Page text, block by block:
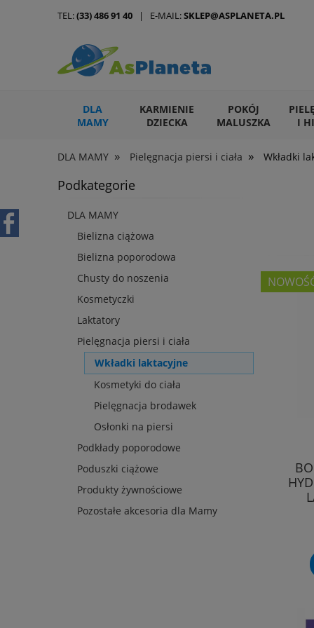
DLA
MAMY
KARMIENIE
DZIECKA
POKÓJ
MALUSZKA
I
ARTYKUŁY DLA ZWIERZĄT
DLA MAMY » Pielęgnacja piersi i ciała » Wkładki
TEL:(33) 486 91 40 | E-MAIL:SKLEP@ASPLANETA.PL
Podkategorie
DLA MAMY
Bielizna ciążowa
Bielizna poporodowa
Chusty do noszenia
Kosmetyczki
Laktatory
Pielęgnacja piersi i ciała
Wkładki laktacyjne
Kosmetyki do ciała
Pielęgnacja brodawek
Osłonki na piersi
Podkłady poporodowe
Poduszki ciążowe
Produkty żywnościowe
Pozostałe akcesoria dla Mamy